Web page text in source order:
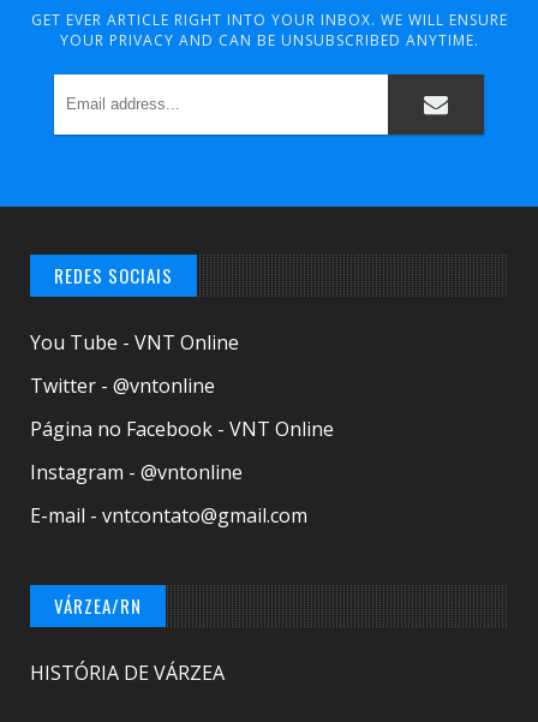
GET EVER ARTICLE RIGHT INTO YOUR INBOX. WE WILL ENSURE
YOUR PRIVACY AND CAN BE UNSUBSCRIBED ANYTIME.
REDES SOCIAIS
You Tube - VNT Online
Twitter - @vntonline
Página no Facebook - VNT Online
Instagram - @vntonline
E-mail - vntcontato@gmail.com
VÁRZEA/RN
HISTÓRIA DE VÁRZEA